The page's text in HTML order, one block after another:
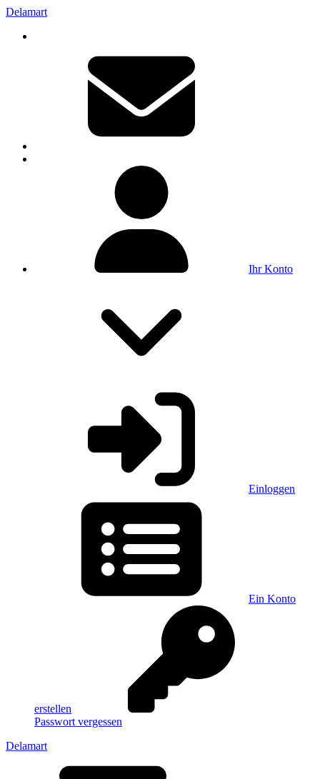
Delamart
Ihr Konto
Einloggen
Ein Konto
erstellen
Passwort vergessen
Delamart